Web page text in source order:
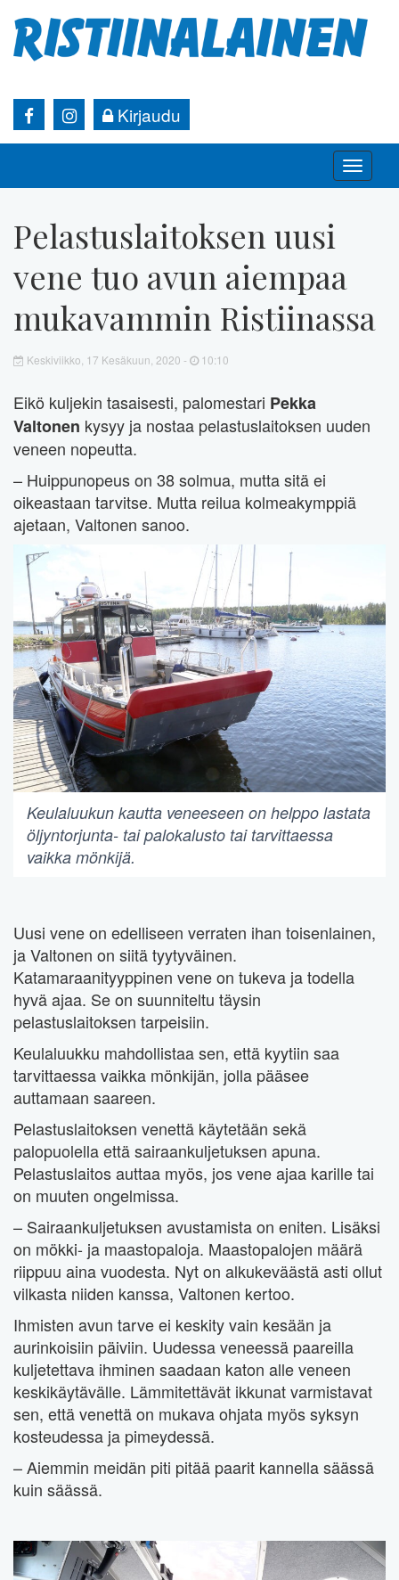
Kirjaudu
Toggle
Pelastuslaitoksen uusi
vene tuo avun aiempaa
mukavammin Ristiinassa
Keskiviikko, 17 Kesäkuun, 2020 - 10:10
Eikö kuljekin tasaisesti, palomestari Pekka
Valtonen kysyy ja nostaa pelastuslaitoksen uuden
veneen nopeutta.
– Huippunopeus on 38 solmua, mutta sitä ei
oikeastaan tarvitse. Mutta reilua kolmeakymppiä
ajetaan, Valtonen sanoo.
Keulaluukun kautta veneeseen on helppo lastata
öljyntorjunta- tai palokalusto tai tarvittaessa
vaikka mönkijä.
Uusi vene on edelliseen verraten ihan toisenlainen,
ja Valtonen on siitä tyytyväinen.
Katamaraanityyppinen vene on tukeva ja todella
hyvä ajaa. Se on suunniteltu täysin
pelastuslaitoksen tarpeisiin.
Keulaluukku mahdollistaa sen, että kyytiin saa
tarvittaessa vaikka mönkijän, jolla pääsee
auttamaan saareen.
Pelastuslaitoksen venettä käytetään sekä
palopuolella että sairaankuljetuksen apuna.
Pelastuslaitos auttaa myös, jos vene ajaa karille tai
on muuten ongelmissa.
– Sairaankuljetuksen avustamista on eniten. Lisäksi
on mökki- ja maastopaloja. Maastopalojen määrä
riippuu aina vuodesta. Nyt on alkukeväästä asti ollut
vilkasta niiden kanssa, Valtonen kertoo.
Ihmisten avun tarve ei keskity vain kesään ja
aurinkoisiin päiviin. Uudessa veneessä paareilla
kuljetettava ihminen saadaan katon alle veneen
keskikäytävälle. Lämmitettävät ikkunat varmistavat
sen, että venettä on mukava ohjata myös syksyn
kosteudessa ja pimeydessä.
– Aiemmin meidän piti pitää paarit kannella säässä
kuin säässä.